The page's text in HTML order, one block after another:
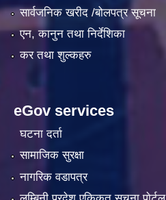
सार्वजनिक खरीद /बोलपत्र सूचना
एन, कानुन तथा निर्देशिका
कर तथा शुल्कहरु
eGov services
घटना दर्ता
सामाजिक सुरक्षा
नागरिक वडापत्र